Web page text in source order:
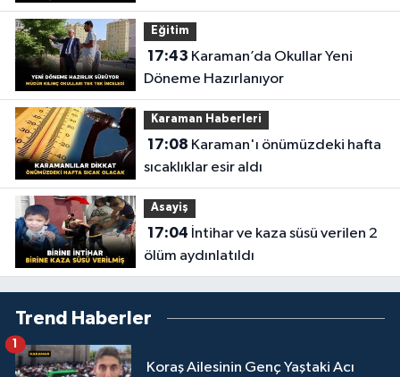
Eğitim
17:43
Döneme Hazırlanıyor
Karaman Haberleri
17:08
sıcaklıklar esir aldı
Asayiş
17:04
ölüm aydınlatıldı
Trend Haberler
Koraş Ailesinin Genç Yaştaki Acı
1